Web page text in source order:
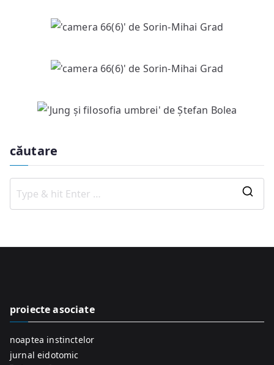
căutare
o
proiecte asociate
noaptea instinctelor
jurnal eidotomic